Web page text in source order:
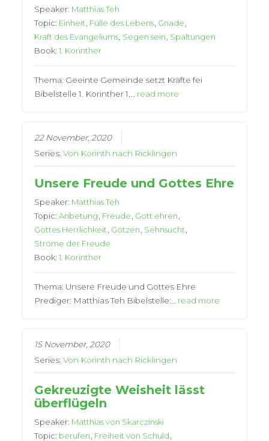
Speaker: Matthias Teh
Topic: Einheit Fülle des Lebens Gnade
Kraft des Evangeliums Segen sein Spaltungen
Book:1. Korinther
Thema: Geeinte Gemeinde setzt Kräfte fei
Bibelstelle 1. Korinther 1,… read more
22 November, 2020
Series:Von Korinth nach Ricklingen
Unsere Freude und Gottes Ehre
Speaker: Matthias Teh
Topic:Anbetung Freude Gott ehren
Gottes Herrlichkeit Götzen Sehnsucht
Ströme der Freude
Book:1. Korinther
Thema: Unsere Freude und Gottes Ehre
Prediger: Matthias Teh Bibelstelle:… read more
15 November, 2020
Series:Von Korinth nach Ricklingen
Gekreuzigte Weisheit lässt
überflügeln
Speaker: Matthias von Skarczinski
Topic: berufen Freiheit von Schuld